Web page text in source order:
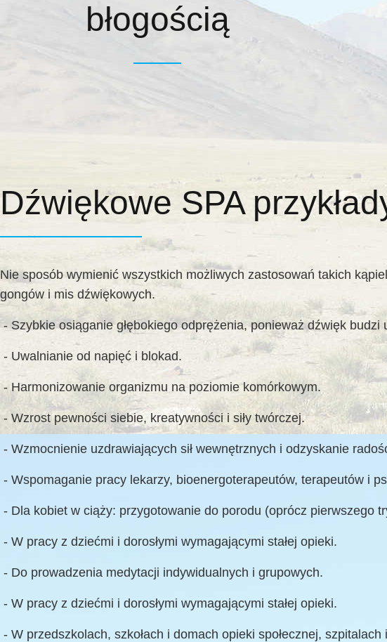
błogością
Dźwiękowe SPA
Nie sposób wymienić wszystkich możliwych zastosowań takich
gongów i mis dźwiękowych.
- Szybkie osiąganie głębokiego odprężenia, ponieważ dźwięk budzi
- Uwalnianie od napięć i blokad.
- Harmonizowanie organizmu na poziomie komórkowym.
- Wzrost pewności siebie, kreatywności i siły twórczej.
- Wzmocnienie uzdrawiających sił wewnętrznych i odzyskanie
- Wspomaganie pracy lekarzy, bioenergoterapeutów, terapeutów i
- Dla kobiet w ciąży: przygotowanie do porodu (oprócz pierwszego
- W pracy z dziećmi i dorosłymi wymagającymi stałej opieki.
- Do prowadzenia medytacji indywidualnych i grupowych.
- W pracy z dziećmi i dorosłymi wymagającymi stałej opieki.
- W przedszkolach, szkołach i domach opieki społecznej, szpitalach